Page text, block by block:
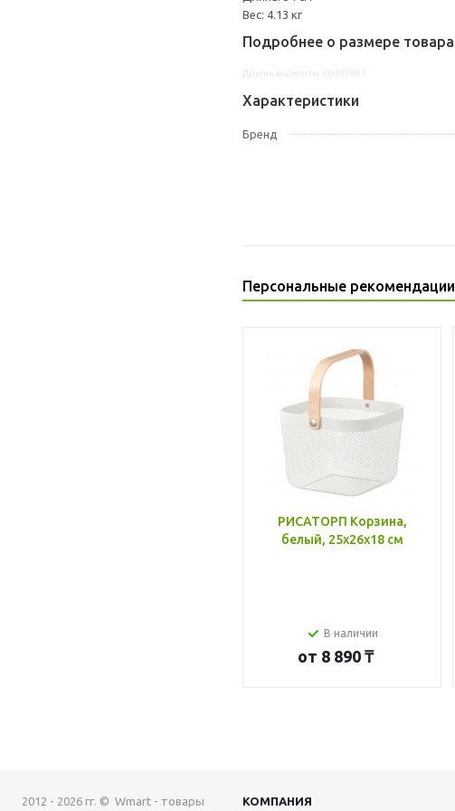
Вес: 4.13 кг
Подробнее о размере товара
Характеристики
Бренд
Персональные рекомендации
РИСАТОРП Корзина,
белый, 25x26x18 см
В наличии
от 8 890 ₸
2012 - 2026 гг. © Wmart - товары КОМПАНИЯ